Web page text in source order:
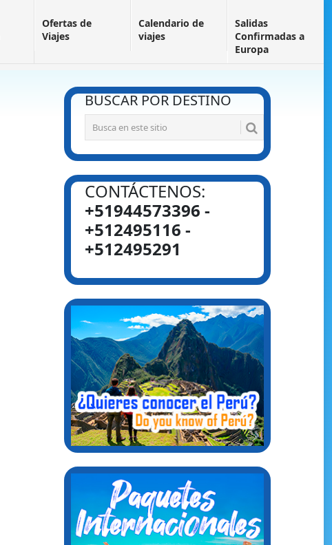
Ofertas de
Viajes
Calendario de
viajes
Salidas
Confirmadas a
Europa
BUSCAR POR DESTINO
CONTÁCTENOS:
+51944573396 -
+512495116 -
+512495291